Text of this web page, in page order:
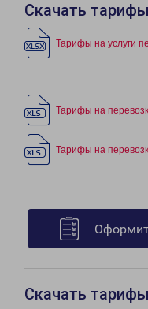
Скачать
Тарифы на услуги
Тарифы на
Тарифы на
Скачать